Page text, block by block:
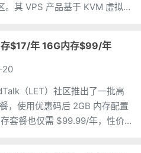
。其 VPS 产品基于 KVM 虚拟
$17/年 16G内存$99/年
20
（LET）社区推出了一批高
，使用优惠码后 2GB 内存配置
套餐也仅需 $99.99/年，性价